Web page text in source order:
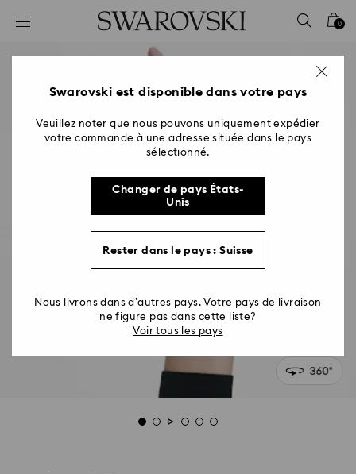
Accesskeys list
2 - Footer
0
Swarovski est disponible dans votre pays
Veuillez noter que nous pouvons uniquement expédier
votre commande à une adresse située dans le pays
sélectionné.
Changer de pays États-
Unis
Rester dans le pays : Suisse
Nous livrons dans d’autres pays. Votre pays de livraison
ne figure pas dans cette liste?
Voir tous les pays